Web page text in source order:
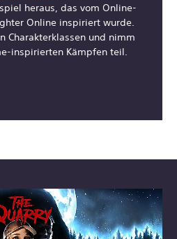
heraus, das vom Online-
Online inspiriert wurde.
Charakterklassen und nimm
inspirierten Kämpfen teil.